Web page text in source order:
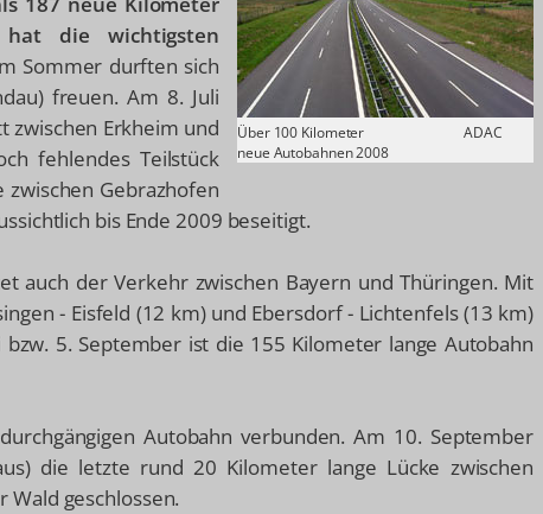
Über 100 Kilometer
ADAC
neue Autobahnen 2008
die wichtigsten
Sommer durften sich
freuen. Am 8. Juli
zwischen Erkheim und
fehlendes Teilstück
Gebrazhofen
bis Ende 2009 beseitigt.
auch der Verkehr zwischen Bayern und Thüringen. Mit
- Eisfeld (12 km) und Ebersdorf - Lichtenfels (13 km)
5. September ist die 155 Kilometer lange Autobahn
Autobahn verbunden. Am 10. September
die letzte rund 20 Kilometer lange Lücke zwischen
geschlossen.